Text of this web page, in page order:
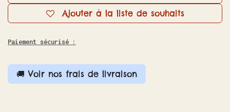
Ajouter à la liste de souhaits
Paiement sécurisé :
🚚 Voir nos frais de livraison